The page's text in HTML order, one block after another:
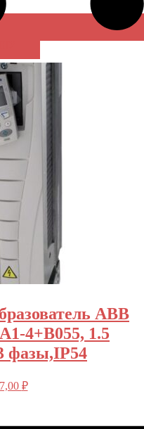
ABB
4+B055, 1.5
фазы,IP54
₽